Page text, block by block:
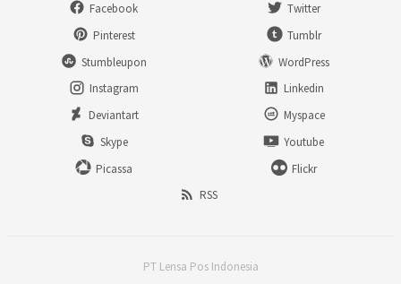
Facebook
Twitter
Pinterest
Tumblr
Stumbleupon
WordPress
Instagram
Linkedin
Deviantart
Myspace
Skype
Youtube
Picassa
Flickr
RSS
PT Lensa Pos Indonesia